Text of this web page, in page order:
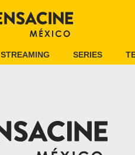
STREAMING SERIES